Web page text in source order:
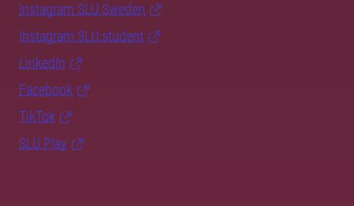
Instagram SLU.Sweden
Instagram SLU.student
LinkedIn
Facebook
TikTok
SLU Play